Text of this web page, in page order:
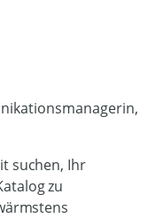
suchen, Ihr
zu